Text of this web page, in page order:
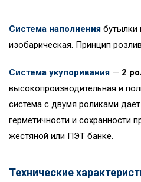
Система наполнения бутылки
изобарическая. Принцип
Система укупоривания — 2
высокопроизводительная и
система с двумя роликами
герметичности и сохранности
жестяной или ПЭТ банке.
Технические